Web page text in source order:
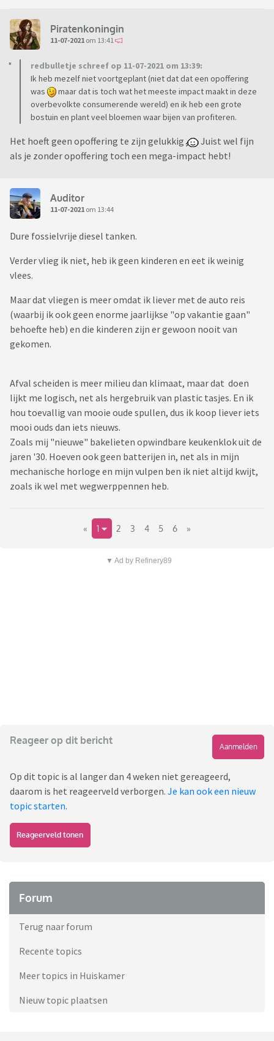
Piratenkoningin
11-07-2021 om 13:41
redbulletje schreef op 11-07-2021 om 13:39:
Ik heb mezelf niet voortgeplant (niet dat dat een opoffering
was
maar dat is toch wat het meeste impact maakt in deze
overbevolkte consumerende wereld) en ik heb een grote
bostuin en plant veel bloemen waar bijen van profiteren.
Het hoeft geen opoffering te zijn gelukkig
Juist wel fijn
als je zonder opoffering toch een mega-impact hebt!
Auditor
11-07-2021 om 13:44
Dure fossielvrije diesel tanken.
Verder vlieg ik niet, heb ik geen kinderen en eet ik weinig
vlees.
Maar dat vliegen is meer omdat ik liever met de auto reis
(waarbij ik ook geen enorme jaarlijkse "op vakantie gaan"
behoefte heb) en die kinderen zijn er gewoon nooit van
gekomen.
Afval scheiden is meer milieu dan klimaat, maar dat doen
lijkt me logisch, net als hergebruik van plastic tasjes. En ik
hou toevallig van mooie oude spullen, dus ik koop liever iets
mooi ouds dan iets nieuws.
Zoals mij "nieuwe" bakelieten opwindbare keukenklok uit de
jaren '30. Hoeven ook geen batterijen in, net als in mijn
mechanische horloge en mijn vulpen ben ik niet altijd kwijt,
zoals ik wel met wegwerppennen heb.
« 1 2 3 4 5 6 »
▼ Ad by Refinery89
Reageer op dit bericht
Aanmelden
Op dit topic is al langer dan 4 weken niet gereageerd,
daarom is het reageerveld verborgen. Je kan ook een nieuw
topic starten.
Reageerveld tonen
Forum
Terug naar forum
Recente topics
Meer topics in Huiskamer
Nieuw topic plaatsen